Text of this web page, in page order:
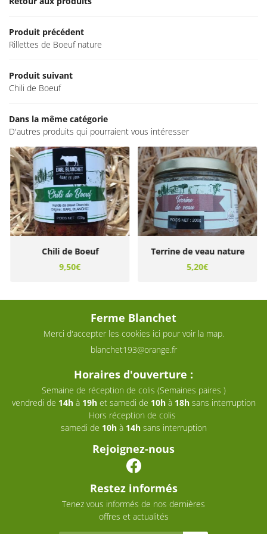
Produit précédent
Rillettes de Boeuf nature
Produit suivant
Chili de Boeuf
Dans la même catégorie
D'autres produits qui pourraient vous intéresser
Chili de Boeuf
9,50€
Terrine de veau nature
5,20€
Ferme Blanchet
Merci d'accepter les cookies ici pour voir la map.
Horaires d'ouverture :
Semaine de réception de colis (Semaines paires )
vendredi de 14hà 19het samedi de 10hà 18hsans interruption
Hors réception de colis
samedi de 10hà 14hsans interruption
Rejoignez-nous
Restez informés
Tenez vous informés de nos dernières
offres et actualités